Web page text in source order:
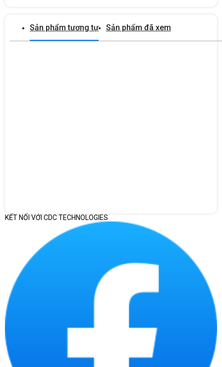
Sản phẩm tương tự Sản phẩm đã xem
KẾT NỐI VỚI CDC TECHNOLOGIES